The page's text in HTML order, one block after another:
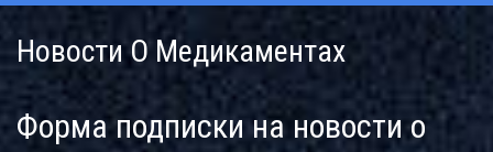
Новости О Медикаментах
Форма подписки на новости о